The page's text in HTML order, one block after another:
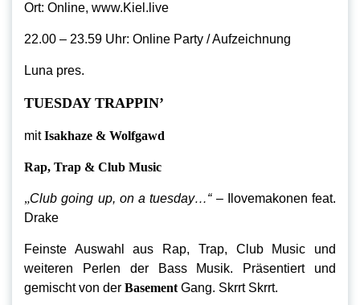
Ort: Online, www.Kiel.live
22.00 – 23.59 Uhr: Online Party / Aufzeichnung
Luna pres.
TUESDAY TRAPPIN’
mitIsakhaze & Wolfgawd
Rap, Trap & Club Music
„Club going up, on a tuesday…“– Ilovemakonen feat.
Drake
Feinste Auswahl aus Rap, Trap, Club Music und
weiteren Perlen der Bass Musik. Präsentiert und
gemischt von der Basement Gang. Skrrt Skrrt.